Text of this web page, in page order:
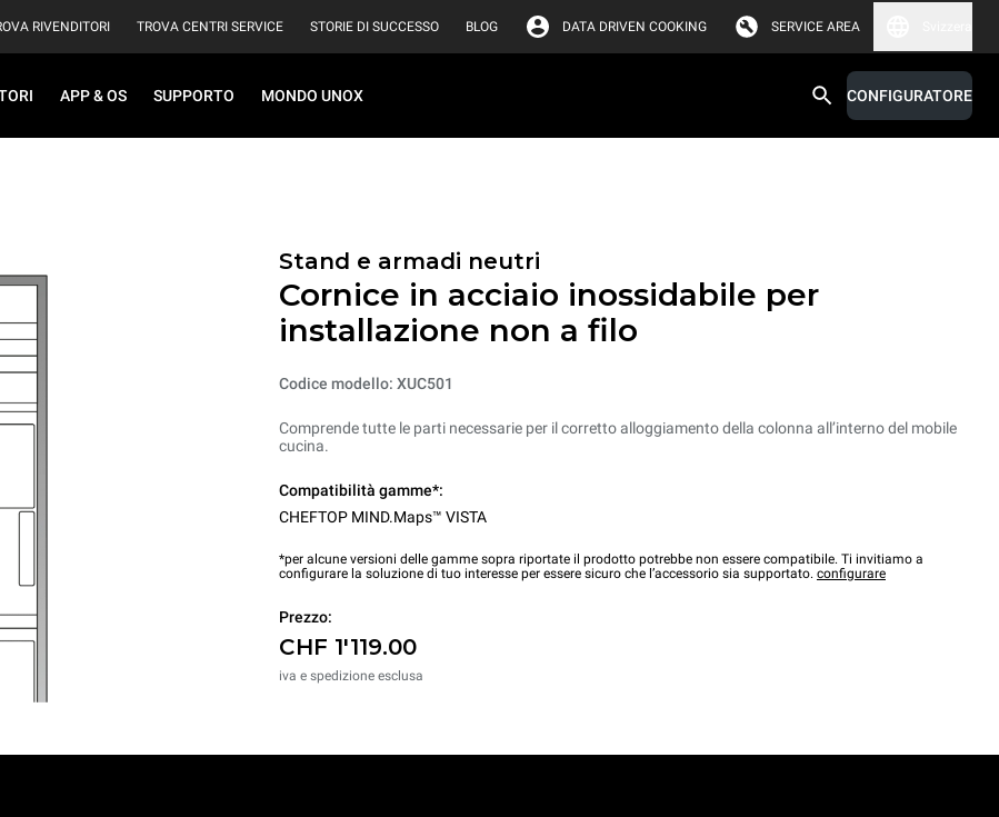
RIVENDITORI TROVA CENTRI SERVICE STORIE DI SUCCESSO BLOG DATA DRIVEN COOKING SERVICE AREA
APP & OS SUPPORTO MONDO UNOX CONFIGURATORE
Stand e armadi neutri
Cornice in acciaio inossidabile per
installazione non a filo
Codice modello: XUC501
Comprende tutte le parti necessarie per il corretto alloggiamento della colonna all’interno del mobile
cucina.
Compatibilità gamme*:
CHEFTOP MIND.Maps™ VISTA
*per alcune versioni delle gamme sopra riportate il prodotto potrebbe non essere compatibile. Ti invitiamo a
configurare la soluzione di tuo interesse per essere sicuro che l’accessorio sia supportato. configurare
Prezzo:
CHF 1'119.00
iva e spedizione esclusa